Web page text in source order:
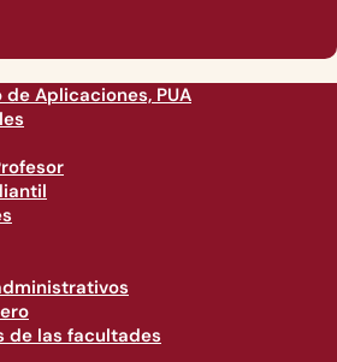
Aplicaciones, PUA
de las facultades